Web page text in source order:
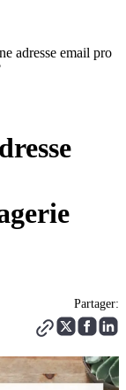
adresse email pro
Partager: